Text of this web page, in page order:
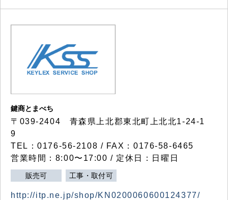
鍵商とまべち
〒039-2404 青森県上北郡東北町上北北1-24-1
9
TEL：0176-56-2108 / FAX：0176-58-6465
営業時間：8:00〜17:00 / 定休日：日曜日
販売可 工事・取付可
http://itp.ne.jp/shop/KN0200060600124377/